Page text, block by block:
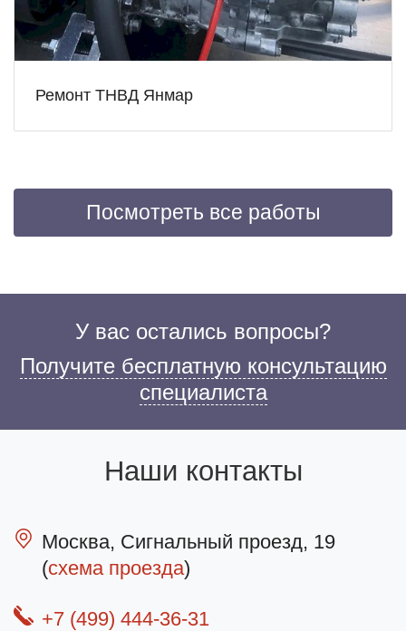
Ремонт ТНВД Янмар
Посмотреть все работы
У вас остались вопросы?
Получите бесплатную консультацию
специалиста
Наши контакты
Москва, Сигнальный проезд, 19
(схема проезда)
+7 (499) 444-36-31